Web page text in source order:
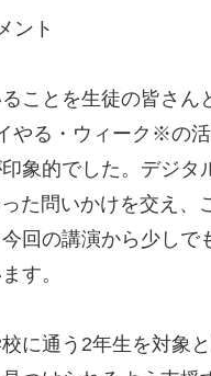
ント
ことを生徒の皆さん
やる・ウィーク※の
象的でした。デジ
た問いかけを交え、
回の講演から少し
す。
に通う2年生を対象